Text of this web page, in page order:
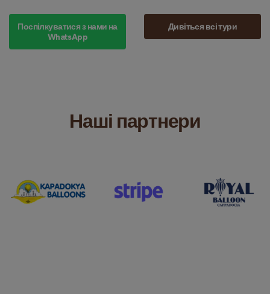
Поспілкуватися з нами на
WhatsApp
Дивіться всі тури
Наші партнери